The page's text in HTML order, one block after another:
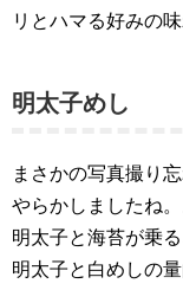
リとハマる好みの味
明太子めし
まさかの写真撮り忘
やらかしましたね。
明太子と海苔が乗
明太子と白めしの